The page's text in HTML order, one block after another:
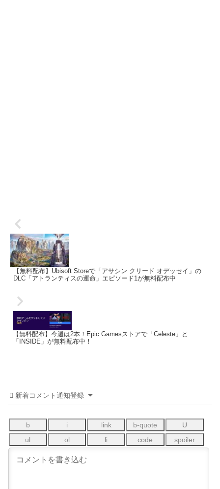
【無料配布】Ubisoft Storeで「アサシン クリード オデッセイ」の
DLC「アトランティスの運命」エピソード1が無料配布中
【無料配布】今週は2本！Epic Gamesストアで「Celeste」と
「INSIDE」が無料配布中！
新着コメント通知登録